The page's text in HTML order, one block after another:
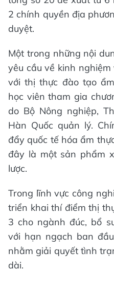
2 chính quyền địa
duyệt.
Một trong những nội
yêu cầu về kinh
với thị thực đào tạo
học viên tham gia
do Bộ Nông nghiệp,
Hàn Quốc quản lý.
đẩy quốc tế hóa ẩm
đây là một sản phẩm
lược.
Trong lĩnh vực công
triển khai thí điểm thị
3 cho ngành đúc, bổ
với hạn ngạch ban
nhằm giải quyết tình
dài.